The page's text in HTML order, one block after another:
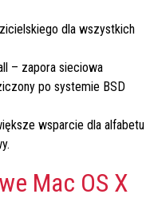
dla wszystkich
– zapora sieciowa
po systemie BSD
wsparcie dla alfabetu
Mac OS X